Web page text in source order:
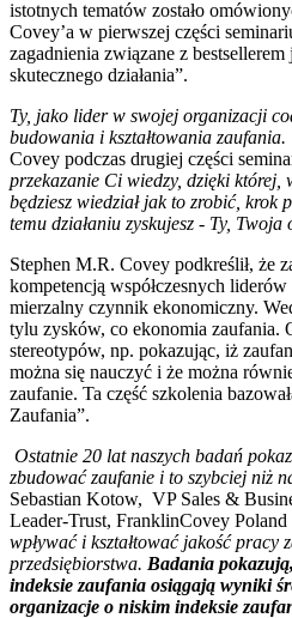
istotnych tematów zostało
Covey’a w pierwszej części
zagadnienia związane z
skutecznego działania”.
Ty, jako lider w swojej organizacji
budowania i kształtowania zaufania.
Covey podczas drugiej części
przekazanie Ci wiedzy, dzięki której,
będziesz wiedział jak to zrobić, krok
temu działaniu zyskujesz - Ty, Twoja
Stephen M.R. Covey podkreślił, że
kompetencją współczesnych
mierzalny czynnik ekonomiczny.
tylu zysków, co ekonomia zaufania.
stereotypów, np. pokazując, iż
można się nauczyć i że można
zaufanie. Ta część szkolenia
Zaufania”.
Ostatnie 20 lat naszych badań
zbudować zaufanie i to szybciej niż
Sebastian Kotow, VP Sales &
Leader-Trust, FranklinCovey Poland
wpływać i kształtować jakość
przedsiębiorstwa. Badania
indeksie zaufania osiągają wyniki
organizacje o niskim indeksie